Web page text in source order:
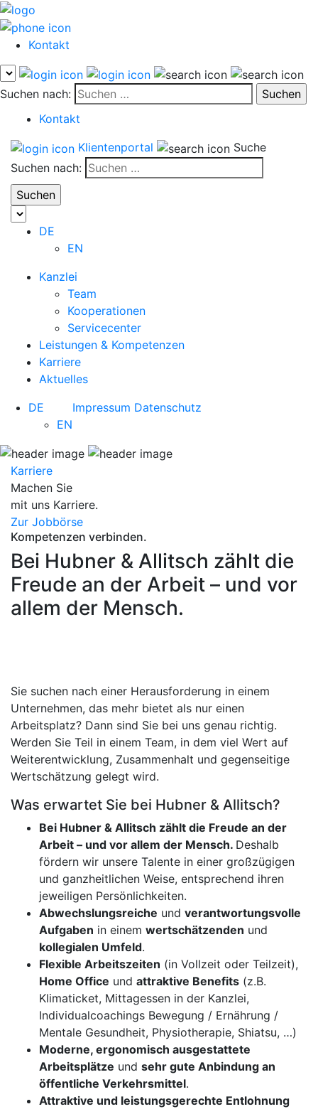
Kontakt
Suchen nach:
Kontakt
Klientenportal
Suche
Suchen nach:
DE
EN
Kanzlei
Team
Kooperationen
Servicecenter
Leistungen & Kompetenzen
Karriere
Aktuelles
DE
EN
Impressum Datenschutz
Karriere
Machen Sie
mit uns Karriere.
Zur Jobbörse
Kompetenzen verbinden.
Bei Hubner & Allitsch zählt die
Freude an der Arbeit – und vor
allem der Mensch.
Sie suchen nach einer Herausforderung in einem
Unternehmen, das mehr bietet als nur einen
Arbeitsplatz? Dann sind Sie bei uns genau richtig.
Werden Sie Teil in einem Team, in dem viel Wert auf
Weiterentwicklung, Zusammenhalt und gegenseitige
Wertschätzung gelegt wird.
Was erwartet Sie bei Hubner & Allitsch?
Bei Hubner & Allitsch zählt die Freude an der
Arbeit – und vor allem der Mensch. Deshalb
fördern wir unsere Talente in einer großzügigen
und ganzheitlichen Weise, entsprechend ihren
jeweiligen Persönlichkeiten.
Abwechslungsreiche und verantwortungsvolle
Aufgaben in einem wertschätzenden und
kollegialen Umfeld.
Flexible Arbeitszeiten (in Vollzeit oder Teilzeit),
Home Office und attraktive Benefits (z.B.
Klimaticket, Mittagessen in der Kanzlei,
Individualcoachings Bewegung / Ernährung /
Mentale Gesundheit, Physiotherapie, Shiatsu, …)
Moderne, ergonomisch ausgestattete
Arbeitsplätze und sehr gute Anbindung an
öffentliche Verkehrsmittel.
Attraktive und leistungsgerechte Entlohnung